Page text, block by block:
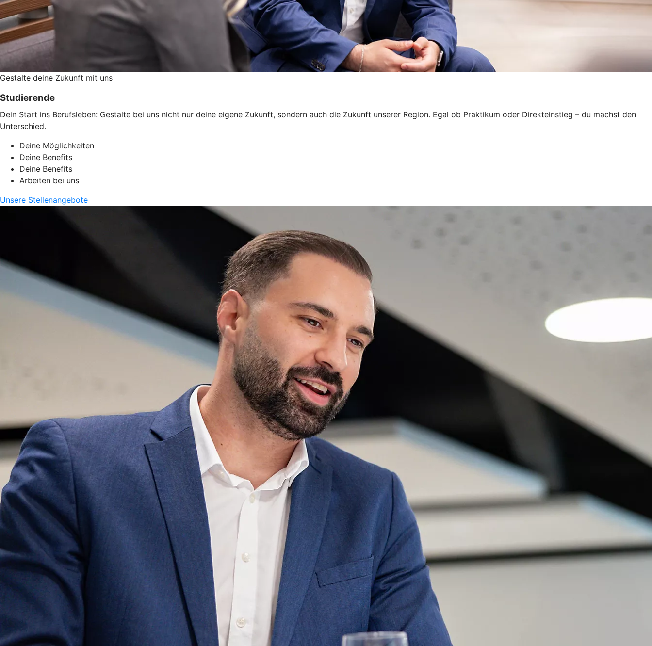
Gestalte deine Zukunft mit uns
Studierende
Dein Start ins Berufsleben: Gestalte bei uns nicht nur deine eigene Zukunft, sondern auch die Zukunft unserer Region. Egal ob Praktikum oder Direkteinstieg – du machst den
Unterschied.
Deine Möglichkeiten
Deine Benefits
Deine Benefits
Arbeiten bei uns
Unsere Stellenangebote